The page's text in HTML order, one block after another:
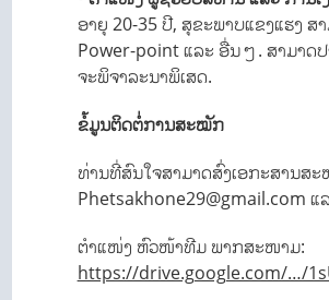
ອາຍຸ 20-35 ປີ, ສຸຂະພາບແຂງແຮງ
Power-point ແລະ ອື່ນໆ. ສາມາດ
ຈະພິຈາລະນາພິເສດ.
ຂໍ້ມູນຕິດຕໍ່ການສະໝັກ
ທ່ານທີ່ສົນໃຈສາມາດສົ່ງເອກະສານສ
Phetsakhone29@gmail.com ແ
ຕຳແໜ່ງ ຫົວໜ້າທີມ ພາກສະໜາມ:
https://drive.google.com/…/